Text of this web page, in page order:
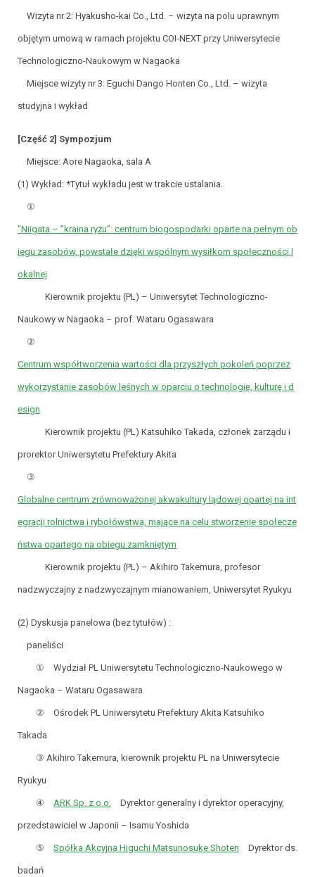
Wizyta nr 2: Hyakusho-kai Co., Ltd. – wizyta na polu uprawnym
objętym umową w ramach projektu COI-NEXT przy Uniwersytecie
Technologiczno-Naukowym w Nagaoka
Miejsce wizyty nr 3: Eguchi Dango Honten Co., Ltd. – wizyta
studyjna i wykład
[Część 2] Sympozjum
Miejsce: Aore Nagaoka, sala A
(1) Wykład: *Tytuł wykładu jest w trakcie ustalania.
①
”Niigata – ”kraina ryżu”: centrum biogospodarki oparte na pełnym ob
iegu zasobów, powstałe dzięki wspólnym wysiłkom społeczności l
okalnej
Kierownik projektu (PL) – Uniwersytet Technologiczno-
Naukowy w Nagaoka – prof. Wataru Ogasawara
②
Centrum współtworzenia wartości dla przyszłych pokoleń poprzez
wykorzystanie zasobów leśnych w oparciu o technologię, kulturę i d
esign
Kierownik projektu (PL) Katsuhiko Takada, członek zarządu i
prorektor Uniwersytetu Prefektury Akita
③
Globalne centrum zrównoważonej akwakultury lądowej opartej na int
egracji rolnictwa i rybołówstwa, mające na celu stworzenie społecze
ństwa opartego na obiegu zamkniętym
Kierownik projektu (PL) – Akihiro Takemura, profesor
nadzwyczajny z nadzwyczajnym mianowaniem, Uniwersytet Ryukyu
(2) Dyskusja panelowa (bez tytułów) :
paneliści
① Wydział PL Uniwersytetu Technologiczno-Naukowego w
Nagaoka – Wataru Ogasawara
② Ośrodek PL Uniwersytetu Prefektury Akita Katsuhiko
Takada
③ Akihiro Takemura, kierownik projektu PL na Uniwersytecie
Ryukyu
④ ARK Sp. z o.o. Dyrektor generalny i dyrektor operacyjny,
przedstawiciel w Japonii – Isamu Yoshida
⑤ Spółka Akcyjna Higuchi Matsunosuke Shoten Dyrektor ds.
badań